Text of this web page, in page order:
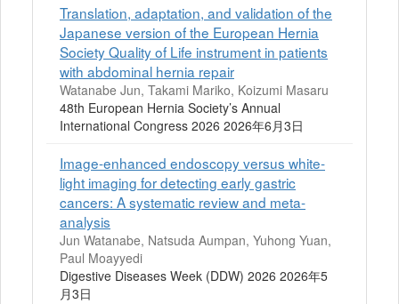
Translation, adaptation, and validation of the
Japanese version of the European Hernia
Society Quality of Life instrument in patients
with abdominal hernia repair
Watanabe Jun, Takami Mariko, Koizumi Masaru
48th European Hernia Society’s Annual
International Congress 2026 2026年6月3日
Image-enhanced endoscopy versus white-
light imaging for detecting early gastric
cancers: A systematic review and meta-
analysis
Jun Watanabe, Natsuda Aumpan, Yuhong Yuan,
Paul Moayyedi
Digestive Diseases Week (DDW) 2026 2026年5
月3日